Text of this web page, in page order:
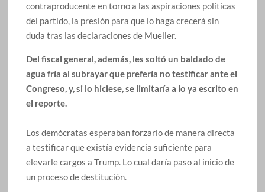
contraproducente en torno a las aspiraciones políticas
del partido, la presión para que lo haga crecerá sin
duda tras las declaraciones de Mueller.
Del fiscal general, además, les soltó un baldado de
agua fría al subrayar que prefería no testificar ante el
Congreso, y, si lo hiciese, se limitaría a lo ya escrito en
el reporte.
Los demócratas esperaban forzarlo de manera directa
a testificar que existía evidencia suficiente para
elevarle cargos a Trump. Lo cual daría paso al inicio de
un proceso de destitución.